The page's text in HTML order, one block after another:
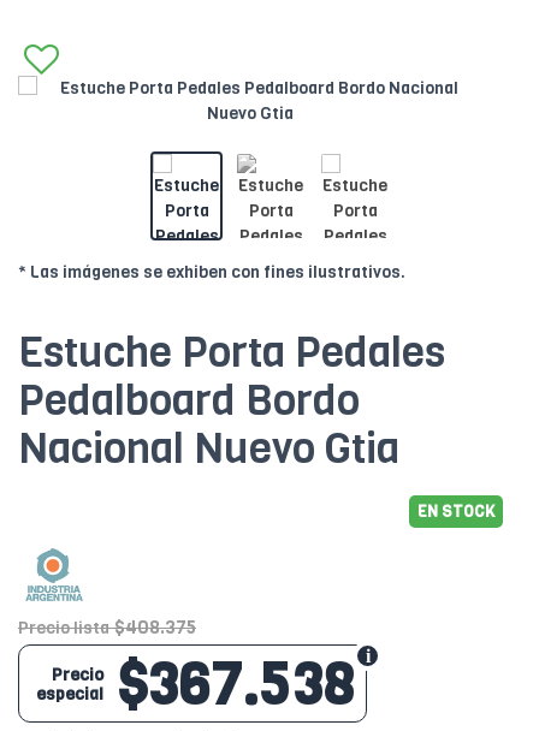
* Las imágenes se exhiben con fines ilustrativos.
Estuche Porta Pedales
Pedalboard Bordo
Nacional Nuevo Gtia
EN STOCK
Precio lista $408.375
$367.538
Precio
especial